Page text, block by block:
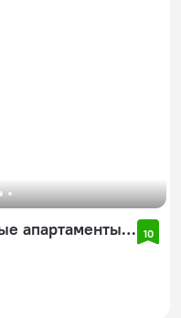
Апартаменты Двухкомнатные апартаменты Некрасов 1 10